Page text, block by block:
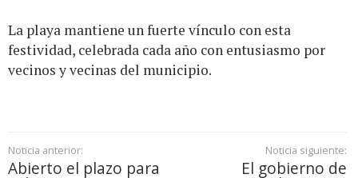
La playa mantiene un fuerte vínculo con esta
festividad, celebrada cada año con entusiasmo por
vecinos y vecinas del municipio.
Noticia anterior:
Abierto el plazo para
Noticia siguiente:
El gobierno de